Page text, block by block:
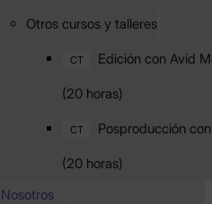
Otros cursos y talleres
CT Edición con Avid
(20 horas)
CT Posproducción
(20 horas)
Nosotros